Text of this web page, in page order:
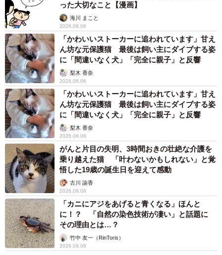
った大切なこと【漫画】
海川 まこと
2026.08.06
「かわいいストーカーに追われています」甘え
ん坊な元保護猫 最後は飼い主にダイブする姿
に「間違いなく犬」「完全に親子」と反響
梨木 香奈
2026.08.06
「かわいいストーカーに追われています」甘え
ん坊な元保護猫 最後は飼い主にダイブする姿
に「間違いなく犬」「完全に親子」と反響
梨木 香奈
2026.08.06
がんと片目の失明、3時間おきの壮絶な介護を
乗り越えた猫 「叶わないかもしれない」と覚
悟した19歳の誕生日を迎えて感動
古川 諭香
2026.08.06
「カニにアジをあげると青くなる」ほんと
に！？ 「自然の染色技術が凄い」と話題に
その理由とは…？
竹中 友一（RinToris）
2026.08.06